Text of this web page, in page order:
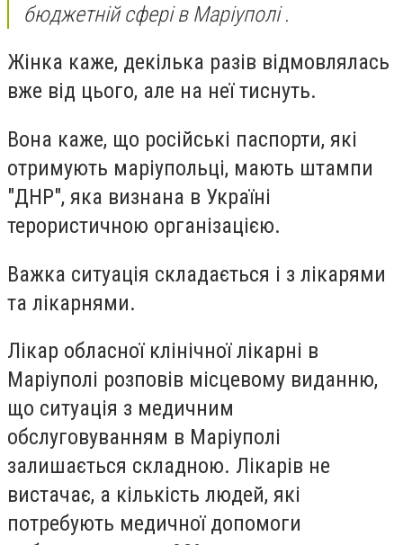
бюджетній сфері в Маріуполі .
Жінка каже, декілька разів відмовлялась
вже від цього, але на неї тиснуть.
Вона каже, що російські паспорти, які
отримують маріупольці, мають штампи
"ДНР", яка визнана в Україні
терористичною організацією.
Важка ситуація складається і з лікарями
та лікарнями.
Лікар обласної клінічної лікарні в
Маріуполі розповів місцевому виданню,
що ситуація з медичним
обслуговуванням в Маріуполі
залишається складною. Лікарів не
вистачає, а кількість людей, які
потребують медичної допомоги